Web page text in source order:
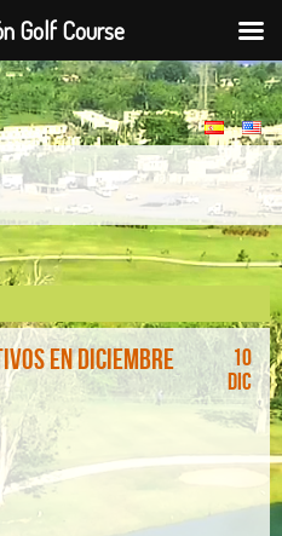
en Diciembre
10
Dic
Golf Course